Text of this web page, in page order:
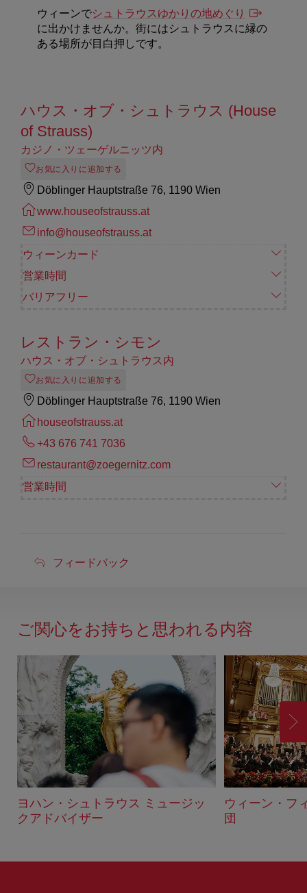
ウィーンでシュトラウスゆかりの地めぐり
に出かけませんか。街にはシュトラウスに縁の
ある場所が目白押しです。
ハウス・オブ・シュトラウス (House
of Strauss)
カジノ・ツェーゲルニッツ内
お気に入りに追加する
Döblinger Hauptstraße 76, 1190 Wien
www.houseofstrauss.at
info@houseofstrauss.at
ウィーンカード
営業時間
バリアフリー
レストラン・シモン
ハウス・オブ・シュトラウス内
お気に入りに追加する
Döblinger Hauptstraße 76, 1190 Wien
houseofstrauss.at
+43 676 741 7036
restaurant@zoegernitz.com
営業時間
フ
ド
ク
フィードバック
ご関心をお持ちと思われる内容
ヨハン・シュトラウス ミュージッ
クアドバイザー
ウィーン・フ
団
進
む